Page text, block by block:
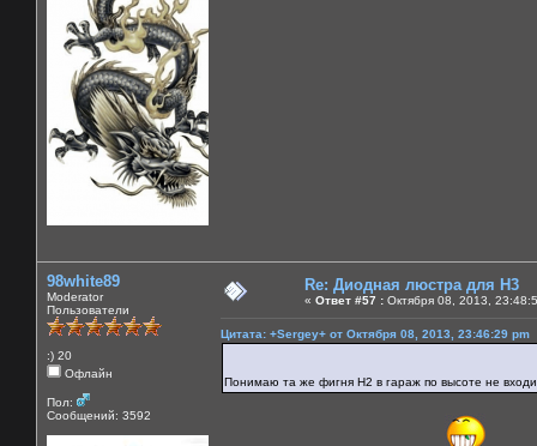
98white89
Moderator
Пользователи
:) 20
Офлайн
Пол:
Сообщений: 3592
Re: Диодная люстра для Н3
« Ответ #57 : Октября 08, 2013,
Цитата: +Sergey+ от Октября 08, 2013, 23:46:29 pm
Понимаю та же фигня Н2 в гараж по высоте не